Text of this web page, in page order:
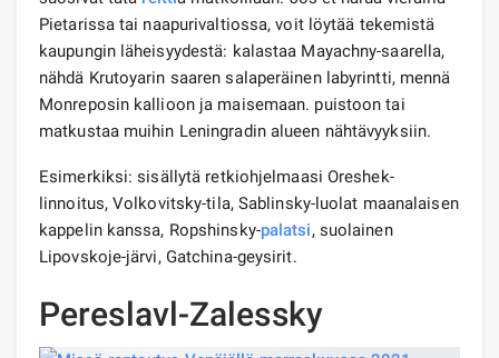
Pietarissa tai naapurivaltiossa, voit löytää tekemistä
kaupungin läheisyydestä: kalastaa Mayachny-saarella,
nähdä Krutoyarin saaren salaperäinen labyrintti, mennä
Monreposin kallioon ja maisemaan. puistoon tai
matkustaa muihin Leningradin alueen nähtävyyksiin.
Esimerkiksi: sisällytä retkiohjelmaasi Oreshek-
linnoitus, Volkovitsky-tila, Sablinsky-luolat maanalaisen
kappelin kanssa, Ropshinsky-palatsi, suolainen
Lipovskoje-järvi, Gatchina-geysirit.
Pereslavl-Zalessky